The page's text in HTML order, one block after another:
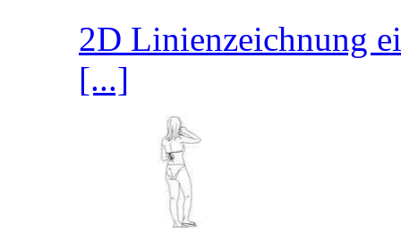
2D Linienzeichnung
[...]